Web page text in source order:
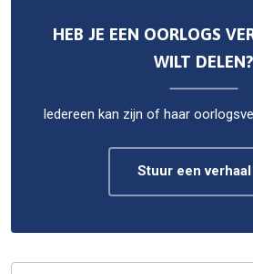
HEB JE EEN OORLOGS
WILT DELEN?
Iedereen kan zijn of haar
Stuur een